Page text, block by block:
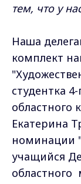
тем, что у
Наша
комплект
студентка
областного
Екатерина
номинации
учащийся
областного